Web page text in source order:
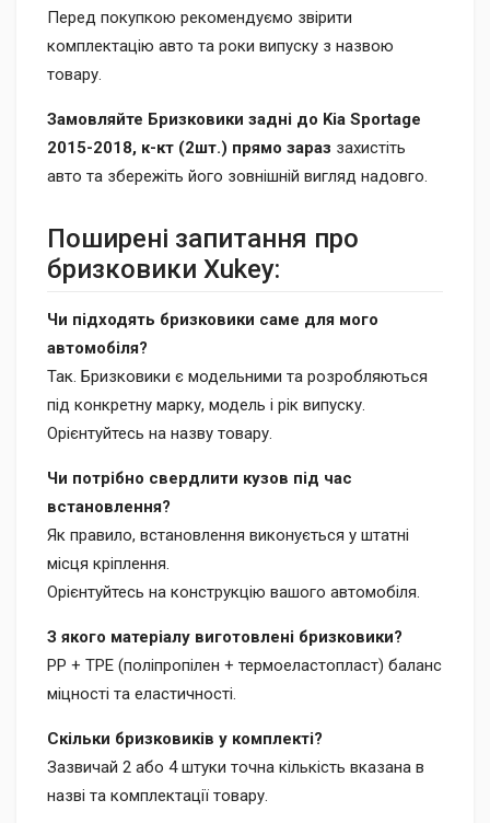
Перед покупкою рекомендуємо звірити
комплектацію авто та роки випуску з назвою
товару.
Замовляйте Бризковики задні до Kia Sportage
2015-2018, к-кт (2шт.) прямо зараз захистіть
авто та збережіть його зовнішній вигляд надовго.
Поширені запитання про
бризковики Xukey:
Чи підходять бризковики саме для мого
автомобіля?
Так. Бризковики є модельними та розробляються
під конкретну марку, модель і рік випуску.
Орієнтуйтесь на назву товару.
Чи потрібно свердлити кузов під час
встановлення?
Як правило, встановлення виконується у штатні
місця кріплення.
Орієнтуйтесь на конструкцію вашого автомобіля.
З якого матеріалу виготовлені бризковики?
PP + TPE (поліпропілен + термоеластопласт) баланс
міцності та еластичності.
Скільки бризковиків у комплекті?
Зазвичай 2 або 4 штуки точна кількість вказана в
назві та комплектації товару.